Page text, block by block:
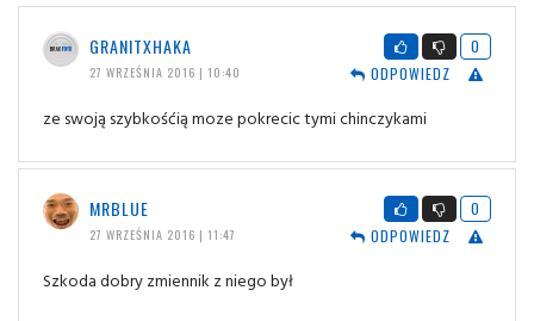
GRANITXHAKA
27 WRZEŚNIA 2016 | 10:40
0
ODPOWIEDZ
ze swoją szybkośćią moze pokrecic tymi chinczykami
MRBLUE
27 WRZEŚNIA 2016 | 11:47
0
ODPOWIEDZ
Szkoda dobry zmiennik z niego był